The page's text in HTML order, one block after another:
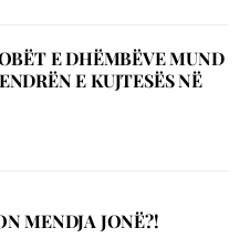
E DHËMBËVE MUND
E KUJTESËS NË
MENDJA JONË?!